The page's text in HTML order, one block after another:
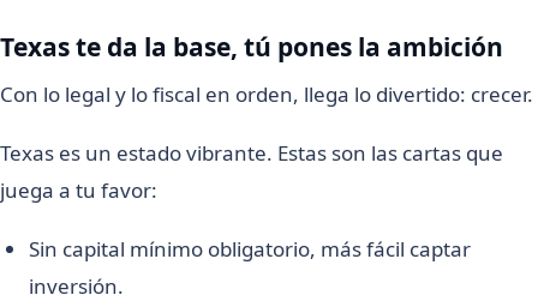
Texas te da la base, tú pones la ambición
Con lo legal y lo fiscal en orden, llega lo divertido: crecer.
Texas es un estado vibrante. Estas son las cartas que
juega a tu favor:
Sin capital mínimo obligatorio, más fácil captar
inversión.